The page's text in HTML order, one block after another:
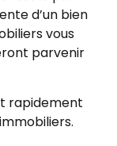
d’un bien
vous
parvenir
rapidement